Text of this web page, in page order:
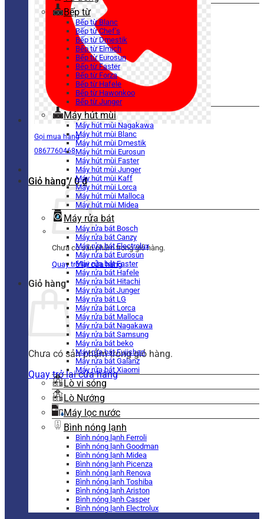
Gọi mua hàng
0867760468
Giỏ hàng / 0₫
Chưa có sản phẩm trong giỏ hàng.
Quay trở lại cửa hàng
Giỏ hàng
Chưa có sản phẩm trong giỏ hàng.
Quay trở lại cửa hàng
Bếp từ
Bếp từ Blanc
Bếp từ Chef’s
Bếp từ Dmestik
Bếp từ Elmich
Bếp từ Eurosun
Bếp từ Faster
Bếp từ Forza
Bếp từ Hafele
Bếp từ Hawonkoo
Bếp từ Junger
Máy hút mùi
Máy hút mùi Nagakawa
Máy hút mùi Blanc
Máy hút mùi Dmestik
Máy hút mùi Eurosun
Máy hút mùi Faster
Máy hút mùi Junger
Máy hút mùi Kaff
Máy hút mùi Lorca
Máy hút mùi Malloca
Máy hút mùi Midea
Máy rửa bát
Máy rửa bát Bosch
Máy rửa bát Canzy
Máy rửa bát Electrolux
Máy rửa bát Eurosun
Máy rửa bát Faster
Máy rửa bát Hafele
Máy rửa bát Hitachi
Máy rửa bát Junger
Máy rửa bát LG
Máy rửa bát Lorca
Máy rửa bát Malloca
Máy rửa bát Nagakawa
Máy rửa bát Samsung
Máy rửa bát beko
Máy rửa bát Fujishan
Máy rửa bát Galanz
Máy rửa bát Xiaomi
Lò vi sóng
Lò Nướng
Máy lọc nước
Bình nóng lạnh
Bình nóng lạnh Ferroli
Bình nóng lạnh Goodman
Bình nóng lạnh Midea
Bình nóng lạnh Picenza
Bình nóng lạnh Renova
Bình nóng lạnh Toshiba
Bình nóng lạnh Ariston
Bình nóng lạnh Casper
Bình nóng lạnh Electrolux